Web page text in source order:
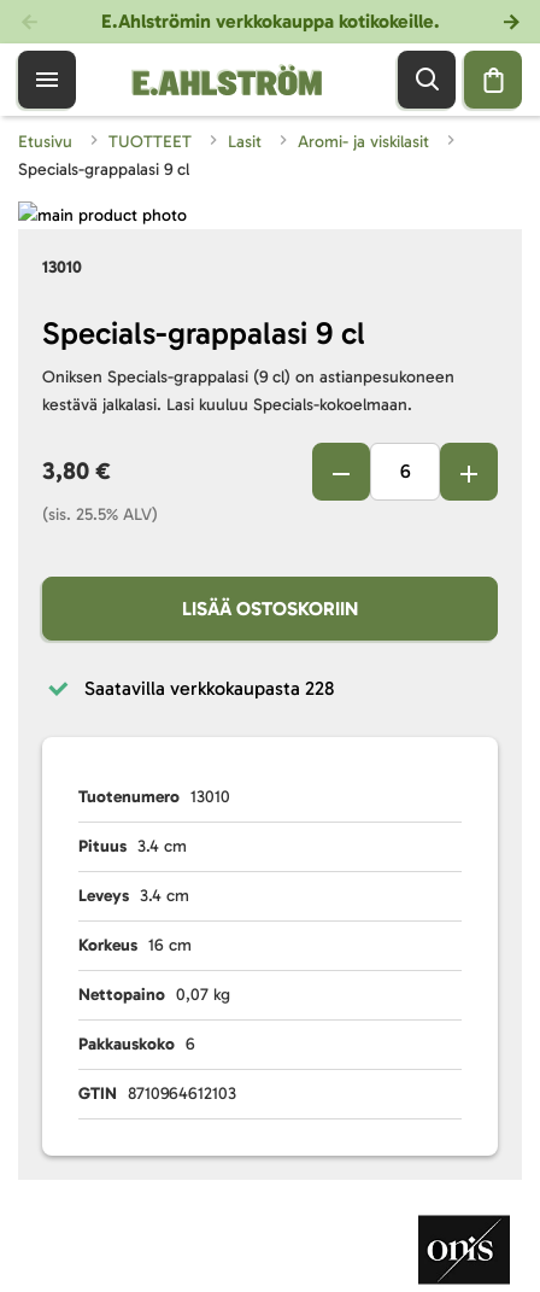
E.Ahlströmin verkkokauppa kotikokeille.
Etusivu TUOTTEET Lasit
Aromi- ja viskilasit
Specials-grappalasi 9 cl
13010
Specials-grappalasi 9 cl
Oniksen Specials-grappalasi (9 cl) on astianpesukoneen
kestävä jalkalasi. Lasi kuuluu Specials-kokoelmaan.
3,80 €
(sis. 25.5% ALV)
LISÄÄ OSTOSKORIIN
Saatavilla verkkokaupasta 228
Tuotenumero 13010
Pituus 3.4 cm
Leveys 3.4 cm
Korkeus 16 cm
Nettopaino 0,07 kg
Pakkauskoko 6
GTIN 8710964612103
Skip
images
gallery
beginning
images